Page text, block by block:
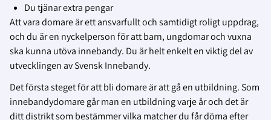
Du tjänar extra pengar
Att vara domare är ett ansvarfullt och samtidigt roligt uppdrag,
och du är en nyckelperson för att barn, ungdomar och vuxna
ska kunna utöva innebandy. Du är helt enkelt en viktig del av
utvecklingen av Svensk Innebandy.
Det första steget för att bli domare är att gå en utbildning. Som
innebandydomare går man en utbildning varje år och det är
ditt distrikt som bestämmer vilka matcher du får döma efter